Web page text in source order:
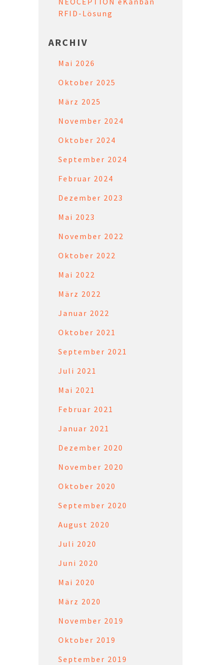
RFID-Lösung
ARCHIV
Mai 2026
Oktober 2025
März 2025
November 2024
Oktober 2024
September 2024
Februar 2024
Dezember 2023
Mai 2023
November 2022
Oktober 2022
Mai 2022
März 2022
Januar 2022
Oktober 2021
September 2021
Juli 2021
Mai 2021
Februar 2021
Januar 2021
Dezember 2020
November 2020
Oktober 2020
September 2020
August 2020
Juli 2020
Juni 2020
Mai 2020
März 2020
November 2019
Oktober 2019
September 2019